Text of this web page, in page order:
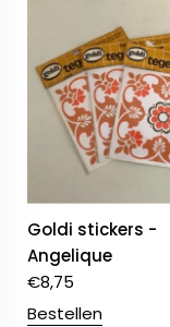
Goldi stickers -
Angelique
€8,75
Bestellen